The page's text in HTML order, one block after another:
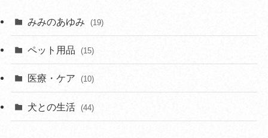
みみのあゆみ (19)
ペット用品 (15)
医療・ケア (10)
犬との生活 (44)